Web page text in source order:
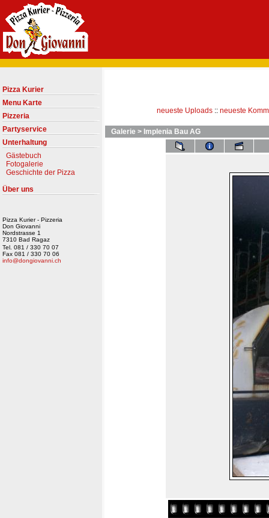
neueste Uploads :: neueste
Galerie > Implenia Bau AG
Pizza Kurier
Menu Karte
Pizzeria
Partyservice
Unterhaltung
Gästebuch
Fotogalerie
Geschichte der Pizza
Über uns
Pizza Kurier - Pizzeria
Don Giovanni
Nordstrasse 1
7310 Bad Ragaz
Tel. 081 / 330 70 07
Fax 081 / 330 70 06
info@dongiovanni.ch